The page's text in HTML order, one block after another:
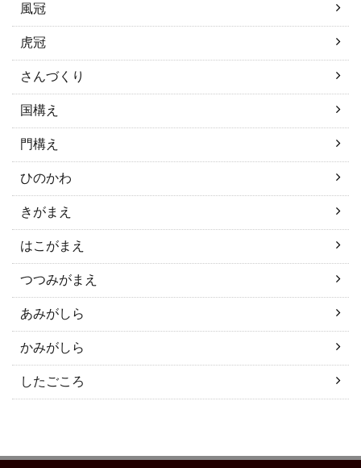
風冠
虎冠
さんづくり
国構え
門構え
ひのかわ
きがまえ
はこがまえ
つつみがまえ
あみがしら
かみがしら
したごころ